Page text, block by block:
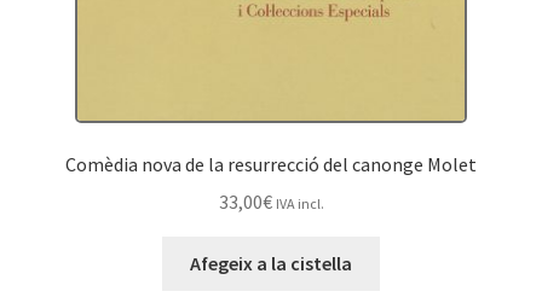
Comèdia nova de la resurrecció del canonge Molet
33,00€ IVA incl.
Afegeix a la cistella